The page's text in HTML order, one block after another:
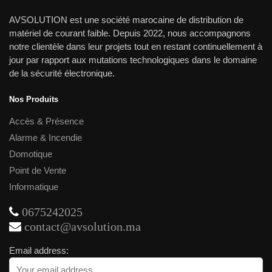
AVSOLUTION est une société marocaine de distribution de
matériel de courant faible. Depuis 2022, nous accompagnons
notre clientèle dans leur projets tout en restant continuellement à
jour par rapport aux mutations technologiques dans le domaine
de la sécurité électronique.
Nos Produits
Accès & Présence
Alarme & Incendie
Domotique
Point de Vente
Informatique
0675242025
contact@avsolution.ma
Email address: